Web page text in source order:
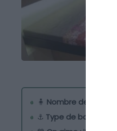
🧍 Nombre de
⚓ Type de bateau :